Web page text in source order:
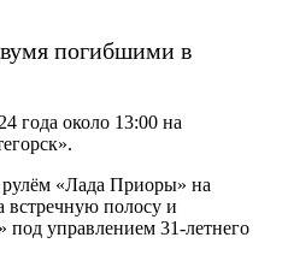
погибшими в
года около 13:00 на
«Лада Приоры» на
встречную полосу и
под управлением 31-летнего